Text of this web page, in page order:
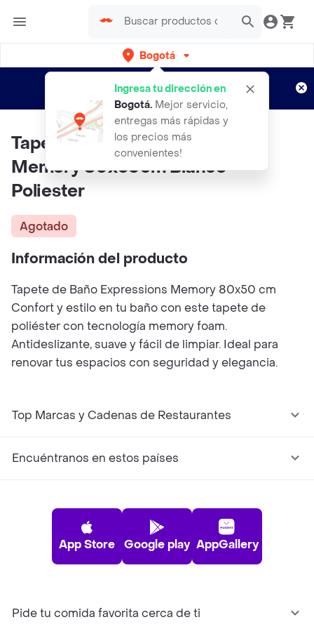
Bogotá
Ingresa tu dirección en
Bogotá. Mejor servicio,
entregas más rápidas y
los precios más
convenientes!
envíos gratis por semanas
Aplican TyC
Tapete De Bano Expressions
Memory 80x50cm Blanco
Poliester
Agotado
Información del producto
Tapete de Baño Expressions Memory 80x50 cm
Confort y estilo en tu baño con este tapete de
poliéster con tecnología memory foam.
Antideslizante, suave y fácil de limpiar. Ideal para
renovar tus espacios con seguridad y elegancia.
Top Marcas y Cadenas de Restaurantes
Encuéntranos en estos países
App Store Google play AppGallery
Pide tu comida favorita cerca de ti